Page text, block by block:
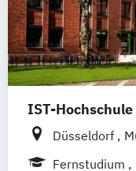
IST-
Düsseldorf
Weil am Rhein
Fernstudium